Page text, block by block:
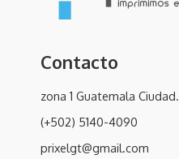
Contacto
zona 1 Guatemala Ciudad.
(+502) 5140-4090
prixelgt@gmail.com